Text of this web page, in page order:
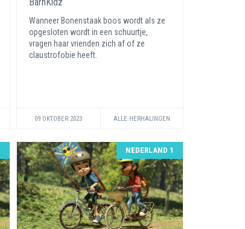
Wanneer Bonenstaak boos wordt als ze
opgesloten wordt in een schuurtje,
vragen haar vrienden zich af of ze
claustrofobie heeft.
09 OKTOBER 2023 ALLE HERHALINGEN
NEDERLAND 1